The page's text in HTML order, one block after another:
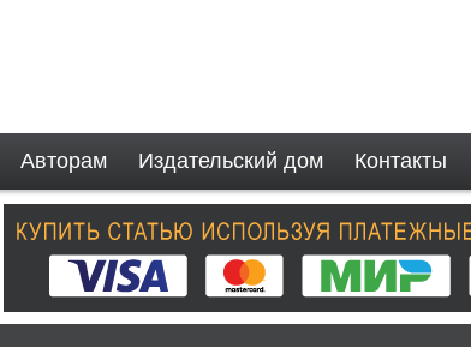
Авторам Издательский дом Контакты